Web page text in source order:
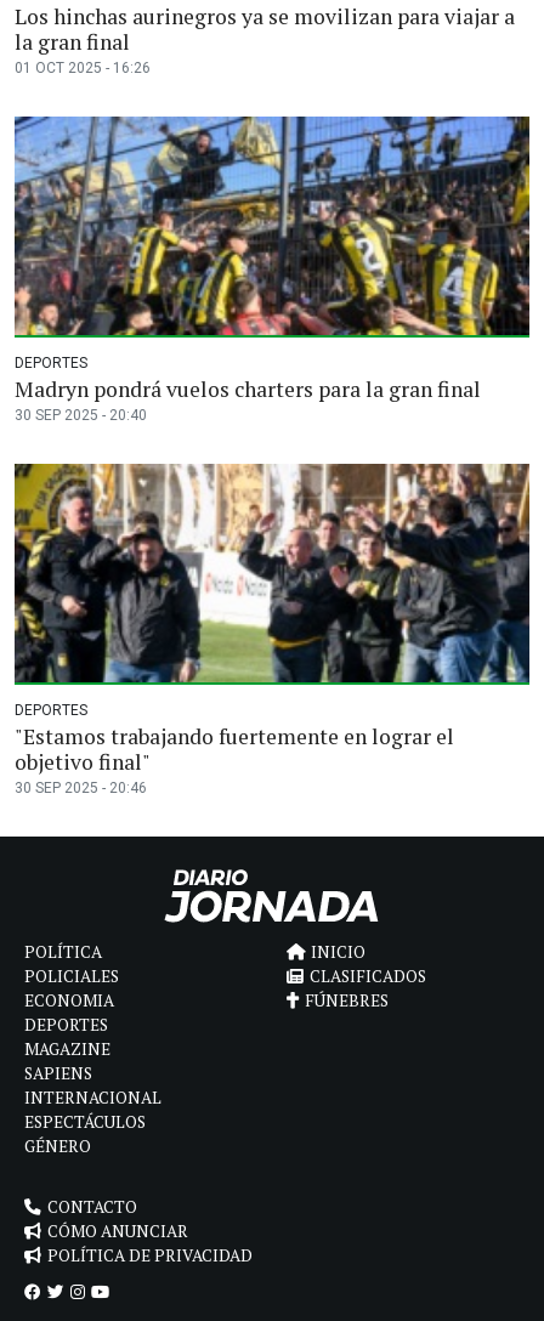
Los hinchas aurinegros ya se movilizan para viajar a
la gran final
01 OCT 2025 - 16:26
DEPORTES
Madryn pondrá vuelos charters para la gran final
30 SEP 2025 - 20:40
DEPORTES
"Estamos trabajando fuertemente en lograr el
objetivo final"
30 SEP 2025 - 20:46
POLÍTICA
POLICIALES
ECONOMIA
DEPORTES
MAGAZINE
SAPIENS
INTERNACIONAL
ESPECTÁCULOS
GÉNERO
INICIO
CLASIFICADOS
FÚNEBRES
CONTACTO
CÓMO ANUNCIAR
POLÍTICA DE PRIVACIDAD